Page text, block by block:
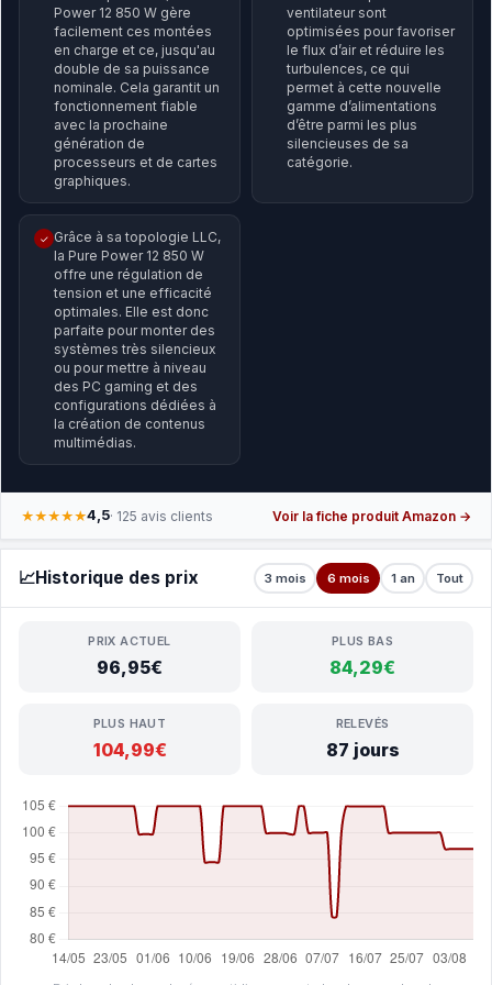
Power 12 850 W gère
facilement ces montées
en charge et ce, jusqu'au
double de sa puissance
nominale. Cela garantit un
fonctionnement fiable
avec la prochaine
génération de
processeurs et de cartes
graphiques.
ventilateur sont
optimisées pour favoriser
le flux d’air et réduire les
turbulences, ce qui
permet à cette nouvelle
gamme d’alimentations
d’être parmi les plus
silencieuses de sa
catégorie.
✓ Grâce à sa topologie LLC,
la Pure Power 12 850 W
offre une régulation de
tension et une efficacité
optimales. Elle est donc
parfaite pour monter des
systèmes très silencieux
ou pour mettre à niveau
des PC gaming et des
configurations dédiées à
la création de contenus
multimédias.
★★★★★4,5· 125 avis clients Voir la fiche produit Amazon →
📈Historique des prix 3 mois 6 mois 1 an Tout
PRIX ACTUEL
96,95€
PLUS BAS
84,29€
PLUS HAUT
104,99€
RELEVÉS
87 jours